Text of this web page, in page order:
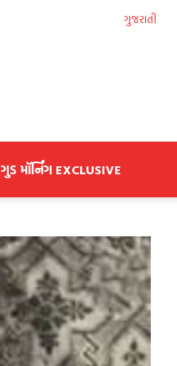
ગુજરાતી
ગુડ મૉર્નિંગ EXCLUSIVE